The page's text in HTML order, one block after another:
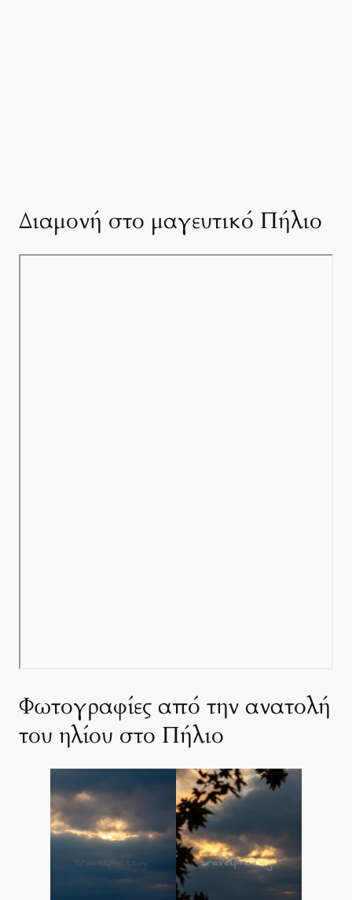
Διαμονή στο μαγευτικό Πήλιο
Φωτογραφίες από την ανατολή
του ηλίου στο Πήλιο